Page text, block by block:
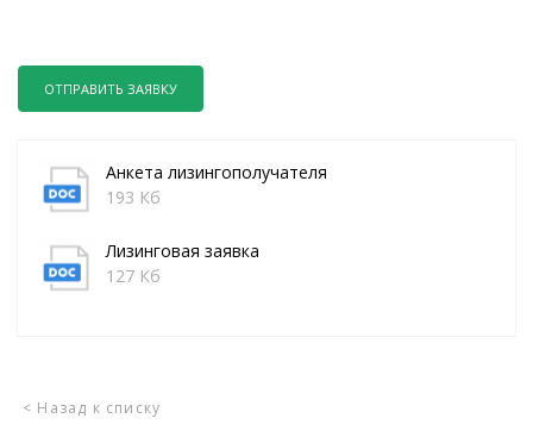
ОТПРАВИТЬ ЗАЯВКУ
Анкета лизингополучателя
193 Кб
Лизинговая заявка
127 Кб
< Назад к списку